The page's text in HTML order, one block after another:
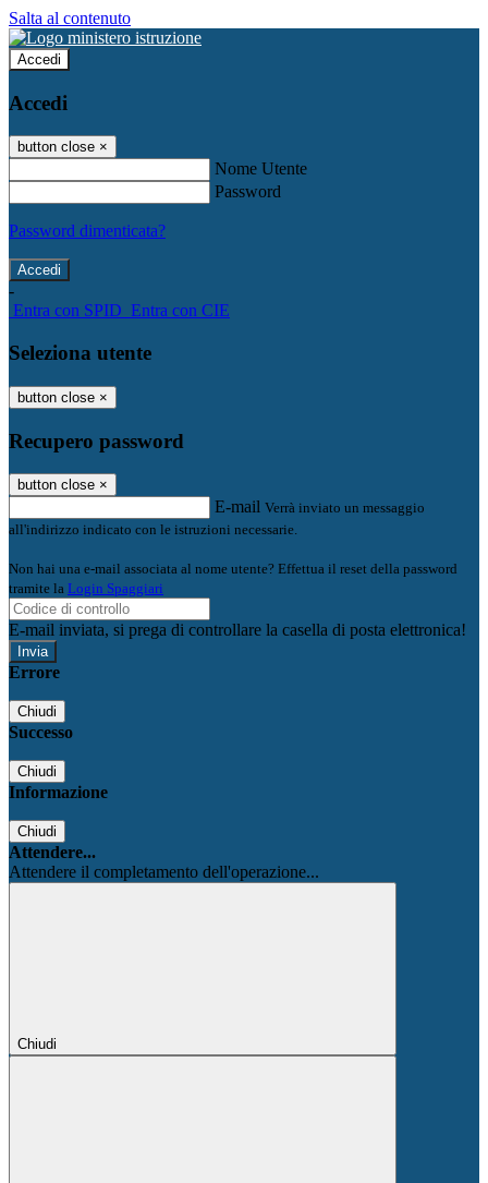
Salta al contenuto
Accedi
Accedi
button close ×
Nome Utente
Password
Password dimenticata?
-
Entra con SPID Entra con CIE
Seleziona utente
button close ×
Recupero password
button close ×
E-mail Verrà inviato un messaggio
all'indirizzo indicato con le istruzioni necessarie.
Non hai una e-mail associata al nome utente? Effettua il reset della password
tramite la Login Spaggiari
E-mail inviata, si prega di controllare la casella di posta elettronica!
Errore
Chiudi
Successo
Chiudi
Informazione
Chiudi
Attendere...
Attendere il completamento dell'operazione...
Chiudi